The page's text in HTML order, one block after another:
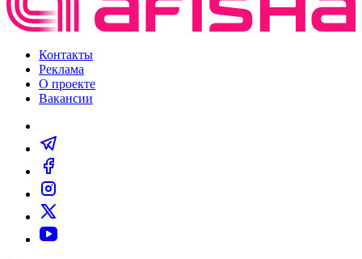
Контакты
Реклама
О проекте
Вакансии